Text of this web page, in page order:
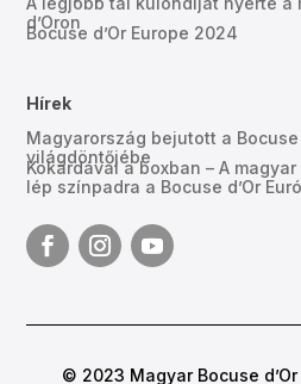
d’Oron
Bocuse d’Or Europe 2024
Hírek
Magyarország bejutott a Bocuse
világdöntőjébe
Kokárdával a boxban – A
lép színpadra a Bocuse d’Or
© 2023 Magyar Bocuse